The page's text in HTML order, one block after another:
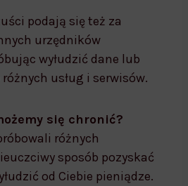
podają się też za
urzędników
wyłudzić dane lub
usług i serwisów.
się chronić?
różnych
sposób pozyskać
od Ciebie pieniądze.